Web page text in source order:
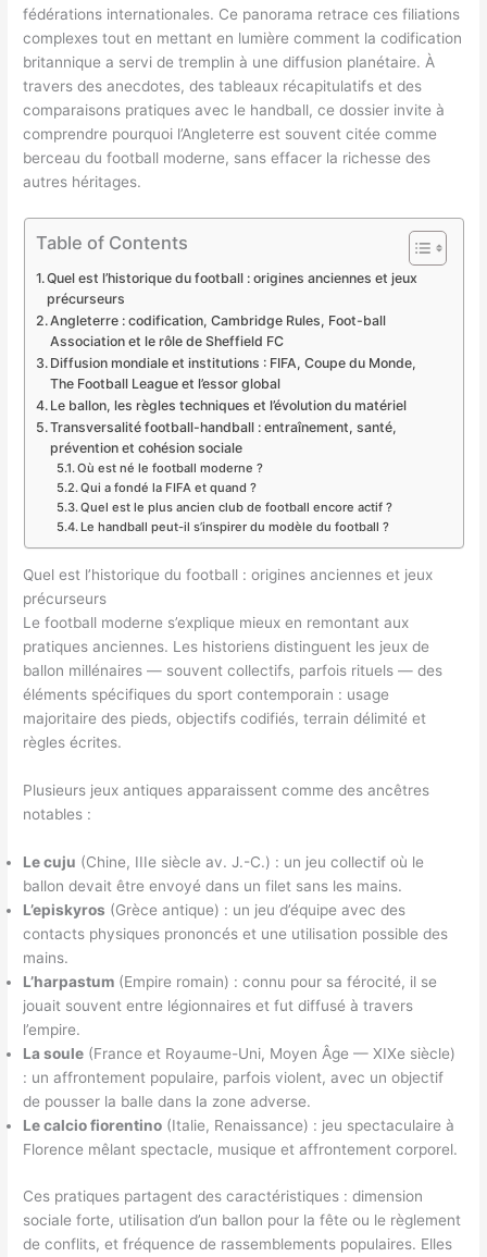
fédérations internationales. Ce panorama retrace ces filiations
complexes tout en mettant en lumière comment la codification
britannique a servi de tremplin à une diffusion planétaire. À
travers des anecdotes, des tableaux récapitulatifs et des
comparaisons pratiques avec le handball, ce dossier invite à
comprendre pourquoi l’Angleterre est souvent citée comme
berceau du football moderne, sans effacer la richesse des
autres héritages.
Table of Contents
Quel est l’historique du football : origines anciennes et jeux
précurseurs
Angleterre : codification, Cambridge Rules, Foot-ball
Association et le rôle de Sheffield FC
Diffusion mondiale et institutions : FIFA, Coupe du Monde,
The Football League et l’essor global
Le ballon, les règles techniques et l’évolution du matériel
Transversalité football-handball : entraînement, santé,
prévention et cohésion sociale
Où est né le football moderne ?
Qui a fondé la FIFA et quand ?
Quel est le plus ancien club de football encore actif ?
Le handball peut-il s’inspirer du modèle du football ?
Quel est l’historique du football : origines anciennes et jeux
précurseurs
Le football moderne s’explique mieux en remontant aux
pratiques anciennes. Les historiens distinguent les jeux de
ballon millénaires — souvent collectifs, parfois rituels — des
éléments spécifiques du sport contemporain : usage
majoritaire des pieds, objectifs codifiés, terrain délimité et
règles écrites.
Plusieurs jeux antiques apparaissent comme des ancêtres
notables :
Le cuju (Chine, IIIe siècle av. J.-C.) : un jeu collectif où le
ballon devait être envoyé dans un filet sans les mains.
L’episkyros (Grèce antique) : un jeu d’équipe avec des
contacts physiques prononcés et une utilisation possible des
mains.
L’harpastum (Empire romain) : connu pour sa férocité, il se
jouait souvent entre légionnaires et fut diffusé à travers
l’empire.
La soule (France et Royaume-Uni, Moyen Âge — XIXe siècle)
: un affrontement populaire, parfois violent, avec un objectif
de pousser la balle dans la zone adverse.
Le calcio fiorentino (Italie, Renaissance) : jeu spectaculaire à
Florence mêlant spectacle, musique et affrontement corporel.
Ces pratiques partagent des caractéristiques : dimension
sociale forte, utilisation d’un ballon pour la fête ou le règlement
de conflits, et fréquence de rassemblements populaires. Elles